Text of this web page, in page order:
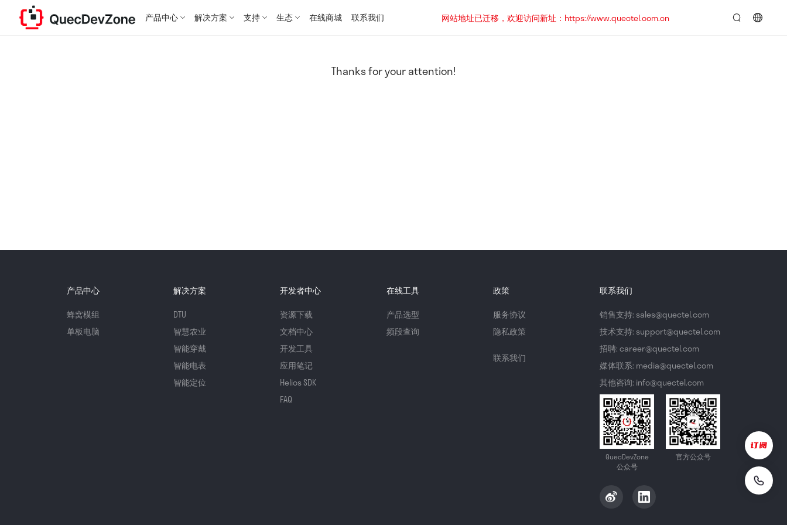
产品中心 解决方案 支持 生态 在线商城 联系我们
网站地址已迁移，欢迎访问新址：https://www.quectel.com.cn
Thanks for your attention!
产品中心
蜂窝模组
单板电脑
解决方案
DTU
智慧农业
智能穿戴
智能电表
智能定位
开发者中心
资源下载
文档中心
开发工具
应用笔记
Helios SDK
FAQ
在线工具
产品选型
频段查询
政策
服务协议
隐私政策
联系我们
联系我们
销售支持: sales@quectel.com
技术支持: support@quectel.com
招聘: career@quectel.com
媒体联系: media@quectel.com
其他咨询: info@quectel.com
QuecDevZone
公众号
官方公众号